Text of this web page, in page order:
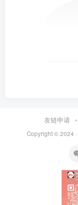
友链申请
Copyright © 2024 ·